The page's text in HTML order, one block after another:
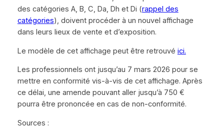
des catégories A, B, C, Da, Dh et Di (rappel des
catégories), doivent procéder à un nouvel affichage
dans leurs lieux de vente et d’exposition.
Le modèle de cet affichage peut être retrouvé ici.
Les professionnels ont jusqu’au 7 mars 2026 pour se
mettre en conformité vis-à-vis de cet affichage. Après
ce délai, une amende pouvant aller jusqu’à 750 €
pourra être prononcée en cas de non-conformité.
Sources :